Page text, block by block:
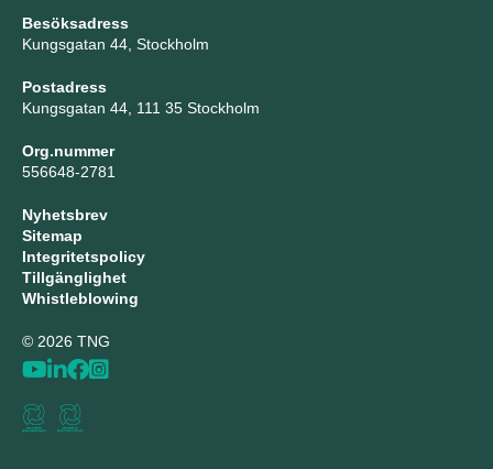
Besöksadress
Kungsgatan 44, Stockholm
Postadress
Kungsgatan 44, 111 35 Stockholm
Org.nummer
556648-2781
Nyhetsbrev
Sitemap
Integritetspolicy
Tillgänglighet
Whistleblowing
© 2026 TNG